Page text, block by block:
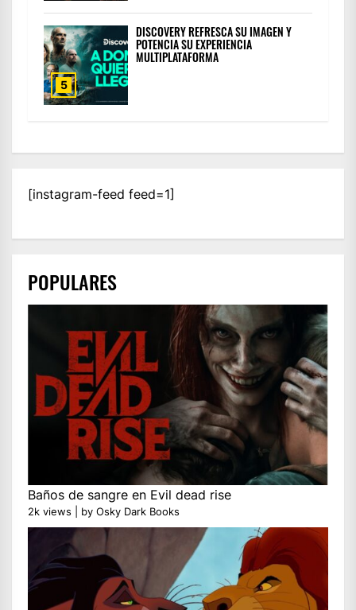
5
DISCOVERY REFRESCA SU IMAGEN Y
POTENCIA SU EXPERIENCIA
MULTIPLATAFORMA
[instagram-feed feed=1]
POPULARES
Baños de sangre en Evil dead rise
2k views by Osky Dark Books